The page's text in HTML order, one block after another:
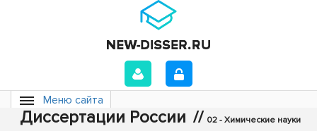
Меню сайта
Диссертации России // 02 - Химические науки